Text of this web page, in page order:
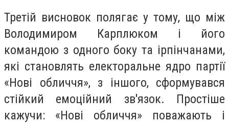
Третій висновок полягає у тому, що між
Володимиром Карплюком і його
командою з одного боку та ірпінчанами,
які становлять електоральне ядро партії
«Нові обличчя», з іншого, сформувався
стійкий емоційний зв'язок. Простіше
кажучи: «Нові обличчя» поважають і